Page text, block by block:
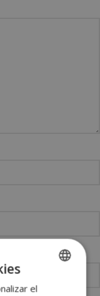
SPANISH
el